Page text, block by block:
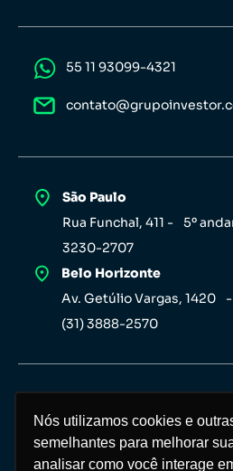
Nós utilizamos cookies e
semelhantes para melhorar
analisar como você interage
Nós utilizamos cookies e
semelhantes para melhorar
analisar como você interage
55 11 93099-4321
São Paulo
Rua Funchal, 411 - 5º
3230-2707
Belo Horizonte
Av. Getúlio Vargas, 1420 -
(31) 3888-2570